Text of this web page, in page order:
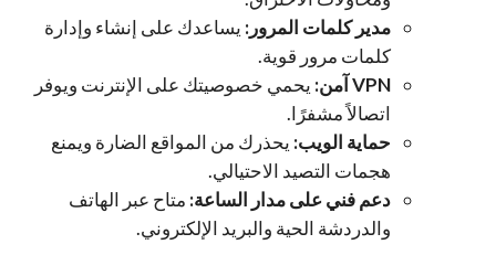
مدير كلمات المرور: يساعدك على إنشاء وإدارة
كلمات مرور قوية.
VPN آمن:
يحمي خصوصيتك على الإنترنت ويوفر
اتصالاً مشفرًا.
حماية الويب: يحذرك من المواقع الضارة ويمنع
هجمات التصيد الاحتيالي.
دعم فني على مدار الساعة: متاح عبر الهاتف
والدردشة الحية والبريد الإلكتروني.